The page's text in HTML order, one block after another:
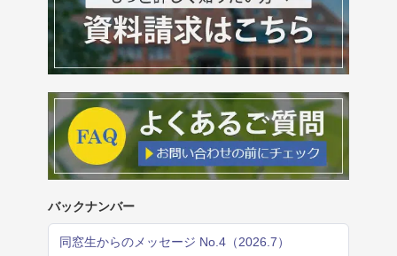
バックナンバー
同窓生からのメッセージ No.4（2026.7）